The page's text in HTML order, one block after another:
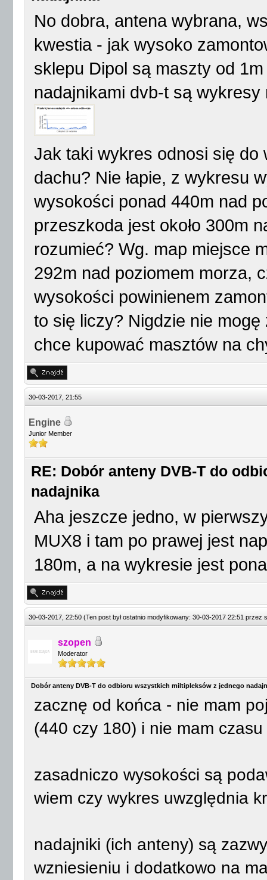
No dobra, antena wybrana,
kwestia - jak wysoko
sklepu Dipol są maszty od
nadajnikami dvb-t są
Jak taki wykres odnosi się
dachu? Nie łapie, z wykresu
wysokości ponad 440m nad
przeszkoda jest około 300m
rozumieć? Wg. map miejsce
292m nad poziomem morza,
wysokości powinienem
to się liczy? Nigdzie nie
chce kupować masztów na
30-03-2017, 21:55
Engine
Junior Member
RE: Dobór anteny DVB-T do
nadajnika
Aha jeszcze jedno, w
MUX8 i tam po prawej jest
180m, a na wykresie jest
30-03-2017, 22:50 (Ten post był ostatnio modyfikowany: 30-03-2017 22:51 przez
szopen
Moderator
Dobór anteny DVB-T do odbioru wszystkich miltipleksów z jednego
zacznę od końca - nie mam
(440 czy 180) i nie mam
zasadniczo wysokości są
wiem czy wykres uwzględnia
nadajniki (ich anteny) są
wzniesieniu i dodatkowo na